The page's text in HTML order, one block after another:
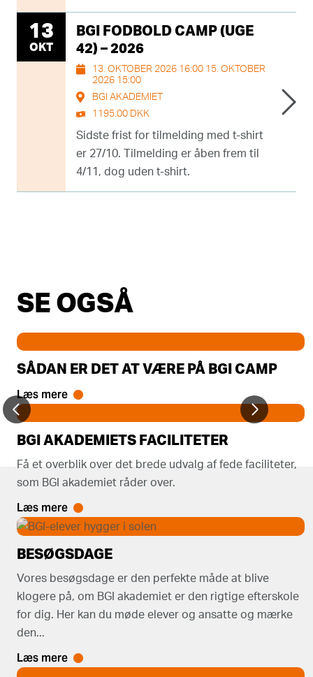
13
OKT
BGI FODBOLD CAMP (UGE
42) – 2026
13. OKTOBER 2026 16:00 15. OKTOBER
2026 15:00
BGI AKADEMIET
1195.00 DKK
Sidste frist for tilmelding med t-shirt
er 27/10. Tilmelding er åben frem til
4/11, dog uden t-shirt.
SE OGSÅ
SÅDAN ER DET AT VÆRE PÅ BGI CAMP
Læs mere
BGI AKADEMIETS FACILITETER
Få et overblik over det brede udvalg af fede faciliteter,
som BGI akademiet råder over.
Læs mere
BESØGSDAGE
Vores besøgsdage er den perfekte måde at blive
klogere på, om BGI akademiet er den rigtige efterskole
for dig. Her kan du møde elever og ansatte og mærke
den...
Læs mere